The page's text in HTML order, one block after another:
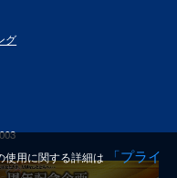
グ
用に関する詳細は
「プライ